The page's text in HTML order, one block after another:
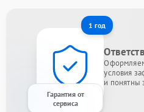
1 год
Гарантия от
сервиса
условия
и понятны